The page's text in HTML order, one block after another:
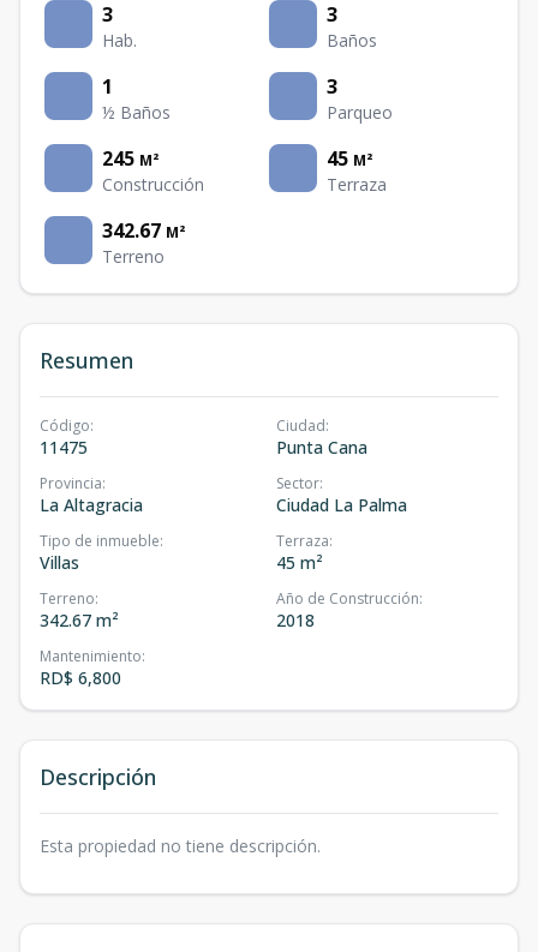
3
Hab.
3
Baños
1
½ Baños
3
Parqueo
245 M²
Construcción
45 M²
Terraza
342.67 M²
Terreno
Resumen
Código:
11475
Ciudad:
Punta Cana
Provincia:
La Altagracia
Sector:
Ciudad La Palma
Tipo de inmueble:
Villas
Terraza:
45 m²
Terreno:
342.67 m²
Año de Construcción:
2018
Mantenimiento:
RD$ 6,800
Descripción
Esta propiedad no tiene descripción.